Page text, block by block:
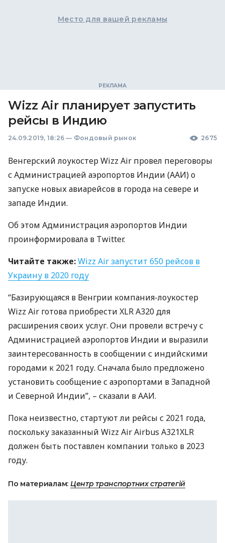
Место для вашей рекламы
Wizz Air планирует запустить
рейсы в Индию
24.09.2019, 18:26 — Фондовый рынок 2675
Венгерский лоукостер Wizz Air провел переговоры
с Администрацией аэропортов Индии (ААИ) о
запуске новых авиарейсов в города на севере и
западе Индии.
Об этом Администрация аэропортов Индии
проинформировала в Twitter.
Читайте также:Wizz Air запустит 650 рейсов в
Украину в 2020 году
“Базирующаяся в Венгрии компания-лоукостер
Wizz Air готова приобрести XLRA320 для
расширения своих услуг. Они провели встречу с
Администрацией аэропортов Индии и выразили
заинтересованность в сообщении с индийскими
городами к 2021 году. Сначала было предложено
установить сообщение с аэропортами в Западной
и Северной Индии”, – сказали вААИ.
Пока неизвестно, стартуют ли рейсы с 2021 года,
поскольку заказанный Wizz Air Airbus A321XLR
должен быть поставлен компании только в 2023
году.
По материалам: Центр транспортних стратегій